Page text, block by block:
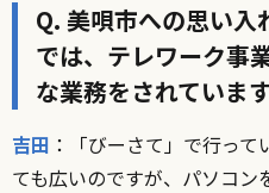
Q. 美唄市への思い入
では、テレワーク事
な業務をされていま
吉田 ：「びーさて」で行っ
ても広いのですが、パソコ